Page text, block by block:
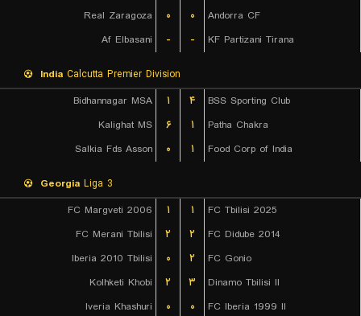
Real Zaragoza
۰ ۰
Andorra CF
Af Elbasani
- - KF Partizani Tirana
India Calcutta Premier Division
Bidhannagar MSA
۱ ۴
BSS Sporting Club
Kalighat MS
۶ ۱
Patha Chakra
Salkia Fds Asson
۰ ۱ Food Corp of India
Georgia Liga 3
FC Margveti 2006
۱ ۱
FC Tbilisi 2025
FC Merani Tbilisi
۲ ۲
FC Didube 2014
Iberia 2010 Tbilisi
۰ ۲
FC Gonio
Kolhketi Khobi
۲ ۳
Dinamo Tbilisi II
Iveria Khashuri
۰ ۰
FC Iberia 1999 II